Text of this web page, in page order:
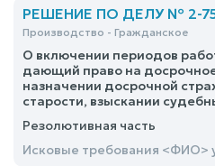
РЕШЕНИЕ ПО ДЕЛУ № 2-
Производство - Гражданское
О включении периодов
дающий право на
назначении досрочной
старости, взыскании
Резолютивная часть
Исковые требования <ФИО>